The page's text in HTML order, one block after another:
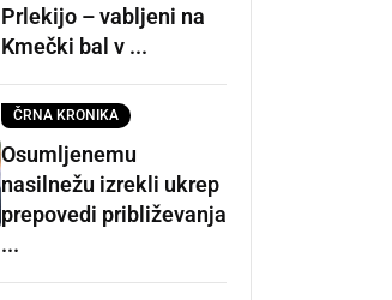
Prlekijo – vabljeni na
Kmečki bal v ...
ČRNA KRONIKA
Osumljenemu
nasilnežu izrekli ukrep
prepovedi približevanja
...